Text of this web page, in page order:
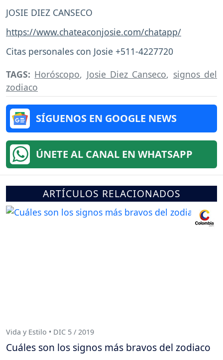
JOSIE DIEZ CANSECO
https://www.chateaconjosie.com/chatapp/
Citas personales con Josie +511-4227720
TAGS: Horóscopo, Josie Diez Canseco, signos del
zodiaco
SÍGUENOS EN GOOGLE NEWS
ÚNETE AL CANAL EN WHATSAPP
ARTÍCULOS RELACIONADOS
Vida y Estilo • DIC 5 / 2019
Cuáles son los signos más bravos del zodiaco